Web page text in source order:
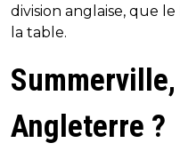
division anglaise, que
la table.
Angleterre ?